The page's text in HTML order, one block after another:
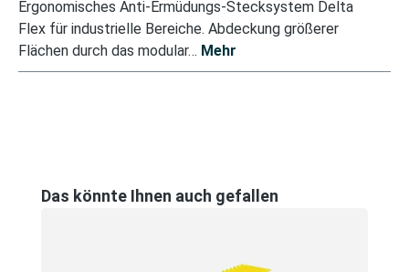
Ergonomisches Anti-Ermüdungs-Stecksystem Delta
Flex für industrielle Bereiche. Abdeckung größerer
Flächen durch das modular… Mehr
Produktgalerie überspringen
Das könnte Ihnen auch gefallen